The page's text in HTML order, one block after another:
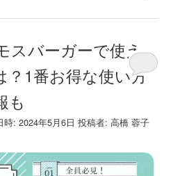
スバーガーで使え
？1番お得な使い方
も
時:2024年5月6日 投稿者:高橋 蓉子